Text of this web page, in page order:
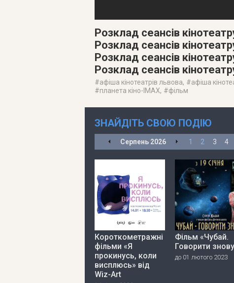
Розклад сеансів
Розклад сеансів
Розклад сеансів
Розклад сеансів
#афіша кінотеатрів львова, #афіша
#планета кіно-IMAX, #фільм
ЗНАЙДІТЬ СВОЮ ПОДІЮ
Серпень 2026 1 2 3 4
Короткометражні
фільми «Я
прокинусь, коли
висплюсь» від
Wiz-Art
Фільм «Чубай.
Говорити
до 01 лютого 2023